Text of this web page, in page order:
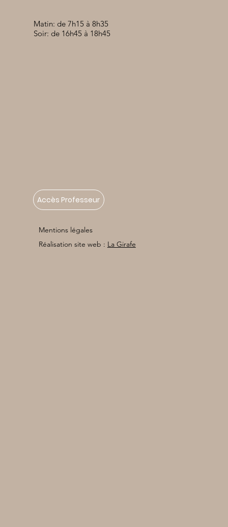
Matin: de 7h15 à 8h35
Soir: de 16h45 à 18h45
Accès Professeur
Mentions légales
Réalisation site web : La Girafe